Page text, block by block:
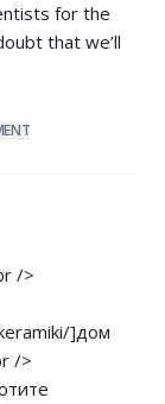
for the
that we’ll
/>
]дом
/>